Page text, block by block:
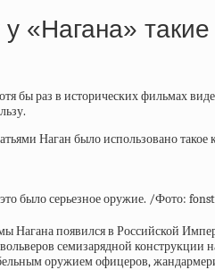
«Нагана»
бы раз в исторических фильмах
Наган было использовано такое
Нагана появился в Российской
семизарядной конструкции
оружием офицеров,